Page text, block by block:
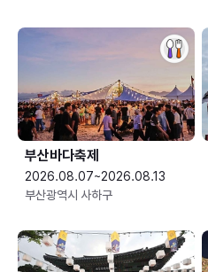
부산바다축제
2026.08.07~2026.08.13
부산광역시 사하구